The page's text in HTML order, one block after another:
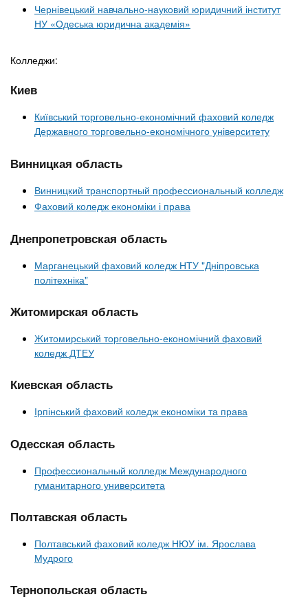
Чернівецький навчально-науковий юридичний інститут
НУ «Одеська юридична академія»
Колледжи:
Киев
Київський торговельно-економічний фаховий коледж
Державного торговельно-економічного університету
Винницкая область
Винницкий транспортный профессиональный колледж
Фаховий коледж економіки і права
Днепропетровская область
Марганецький фаховий коледж НТУ "Дніпровська
політехніка"
Житомирская область
Житомирський торговельно-економічний фаховий
коледж ДТЕУ
Киевская область
Ірпінський фаховий коледж економіки та права
Одесская область
Профессиональный колледж Международного
гуманитарного университета
Полтавская область
Полтавський фаховий коледж НЮУ ім. Ярослава
Мудрого
Тернопольская область